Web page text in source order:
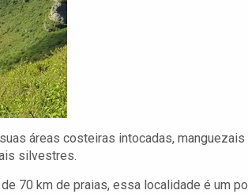
áreas costeiras intocadas,
silvestres.
70 km de praias, essa localidade é um